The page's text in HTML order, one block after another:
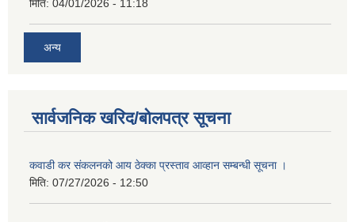
मिति: 04/01/2026 - 11:18
अन्य
सार्वजनिक खरिद/बोलपत्र सूचना
कवाडी कर संकलनको आय ठेक्का प्रस्ताव आव्हान सम्बन्धी सूचना ।
मिति: 07/27/2026 - 12:50